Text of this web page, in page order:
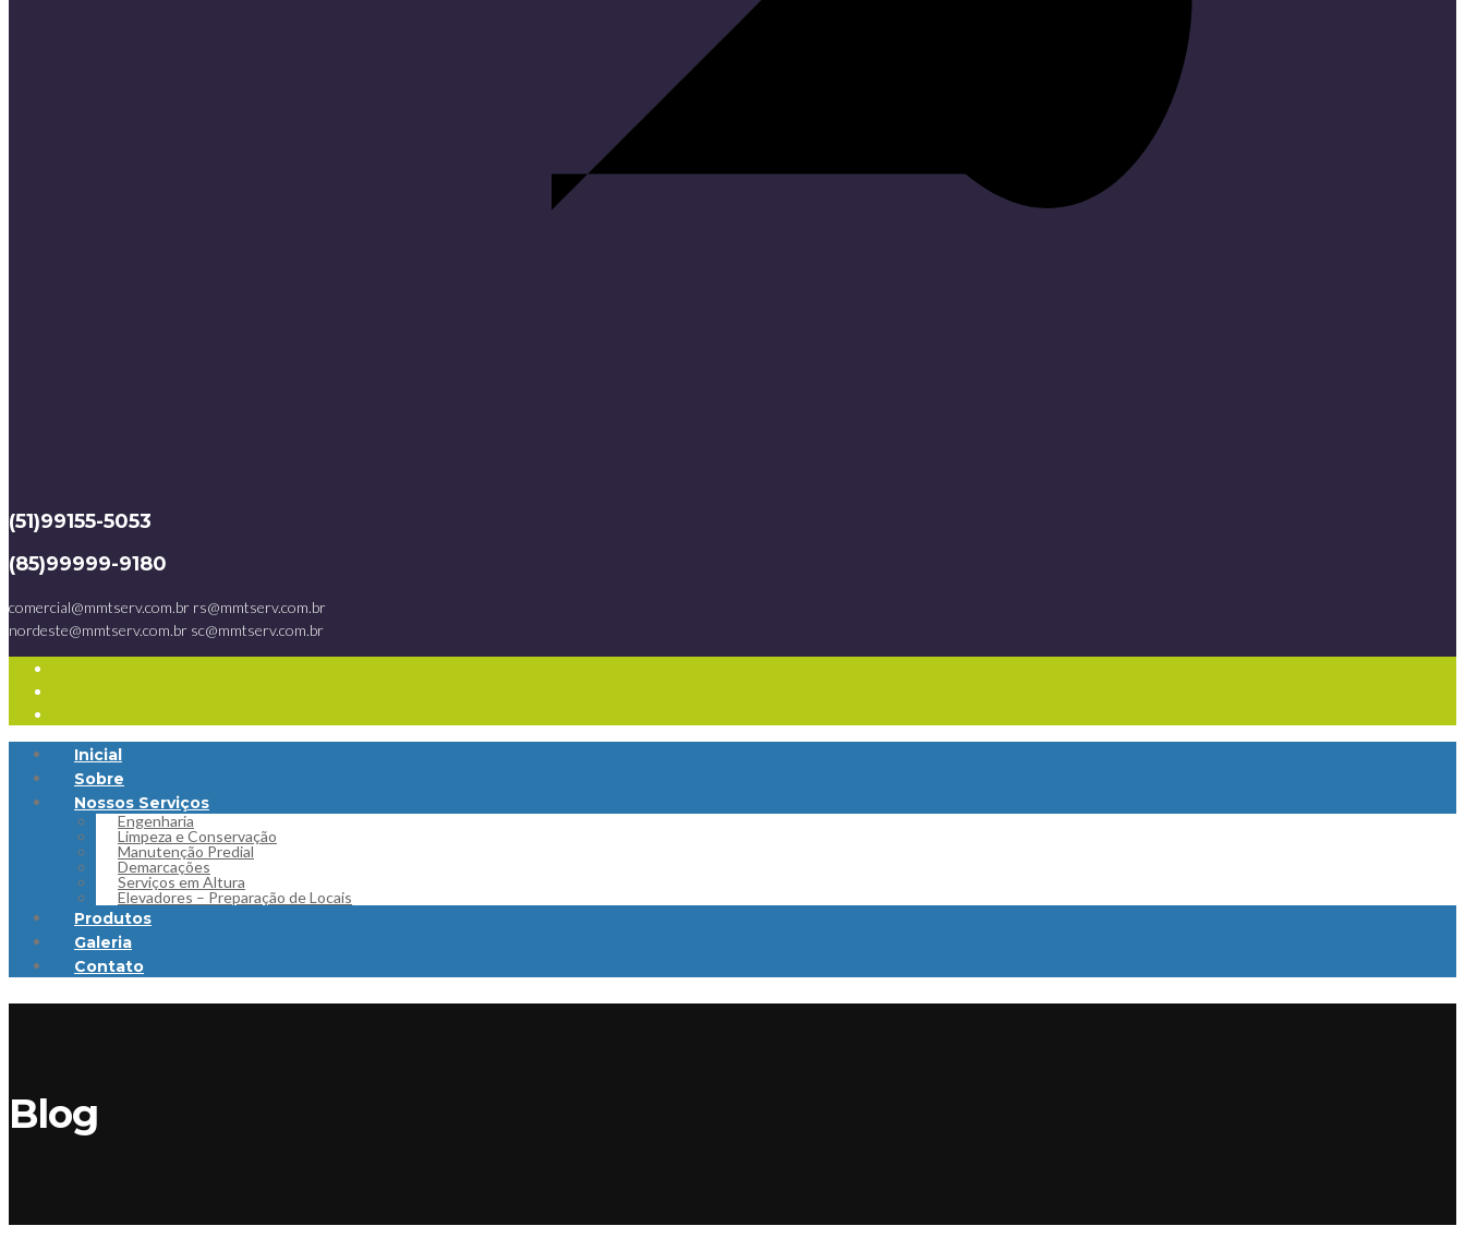
(51)99155-5053
(85)99999-9180
comercial@mmtserv.com.br rs@mmtserv.com.br
nordeste@mmtserv.com.br sc@mmtserv.com.br
Inicial
Sobre
Nossos Serviços
Engenharia
Limpeza e Conservação
Manutenção Predial
Demarcações
Serviços em Altura
Elevadores – Preparação de Locais
Produtos
Galeria
Contato
Blog